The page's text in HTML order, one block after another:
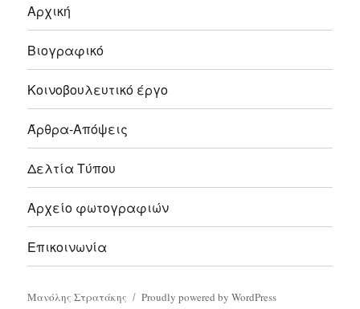
Αρχική
Βιογραφικό
Κοινοβουλευτικό έργο
Άρθρα-Απόψεις
Δελτία Τύπου
Αρχείο φωτογραφιών
Επικοινωνία
Μανόλης Στρατάκης Proudly powered by WordPress